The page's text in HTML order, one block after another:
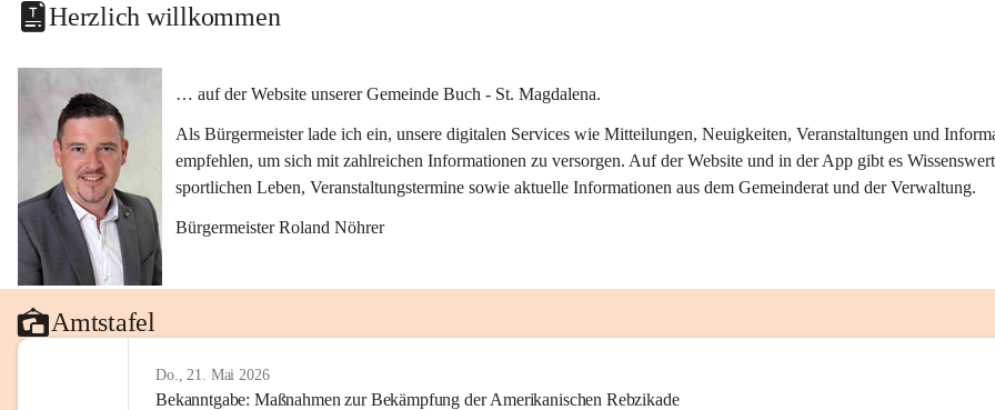
Herzlich willkommen
… auf der Website unserer Gemeinde Buch - St. Magdalena.
Als Bürgermeister lade ich ein, unsere digitalen Services wie Mitteilungen, Neuigkeiten, Veranstaltungen und
empfehlen, um sich mit zahlreichen Informationen zu versorgen. Auf der Website und in der App gibt es
sportlichen Leben, Veranstaltungstermine sowie aktuelle Informationen aus dem Gemeinderat und der Verwaltung.
Bürgermeister Roland Nöhrer
Amtstafel
Do., 21. Mai 2026
Bekanntgabe: Maßnahmen zur Bekämpfung der Amerikanischen Rebzikade